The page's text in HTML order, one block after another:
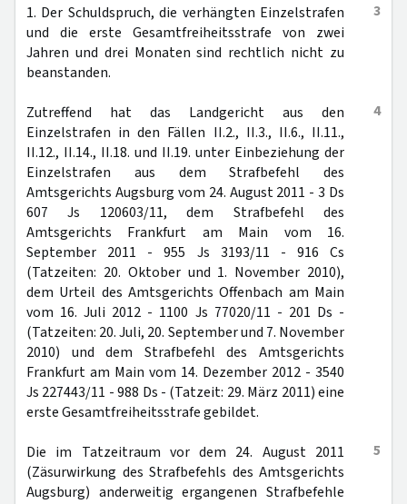
3
1. Der Schuldspruch, die verhängten Einzelstrafen
und die erste Gesamtfreiheitsstrafe von zwei
Jahren und drei Monaten sind rechtlich nicht zu
beanstanden.
4
Zutreffend hat das Landgericht aus den
Einzelstrafen in den Fällen II.2., II.3., II.6., II.11.,
II.12., II.14., II.18. und II.19. unter Einbeziehung der
Einzelstrafen aus dem Strafbefehl des
Amtsgerichts Augsburg vom 24. August 2011 - 3 Ds
607 Js 120603/11, dem Strafbefehl des
Amtsgerichts Frankfurt am Main vom 16.
September 2011 - 955 Js 3193/11 - 916 Cs
(Tatzeiten: 20. Oktober und 1. November 2010),
dem Urteil des Amtsgerichts Offenbach am Main
vom 16. Juli 2012 - 1100 Js 77020/11 - 201 Ds -
(Tatzeiten: 20. Juli, 20. September und 7. November
2010) und dem Strafbefehl des Amtsgerichts
Frankfurt am Main vom 14. Dezember 2012 - 3540
Js 227443/11 - 988 Ds - (Tatzeit: 29. März 2011) eine
erste Gesamtfreiheitsstrafe gebildet.
5
Die im Tatzeitraum vor dem 24. August 2011
(Zäsurwirkung des Strafbefehls des Amtsgerichts
Augsburg) anderweitig ergangenen Strafbefehle